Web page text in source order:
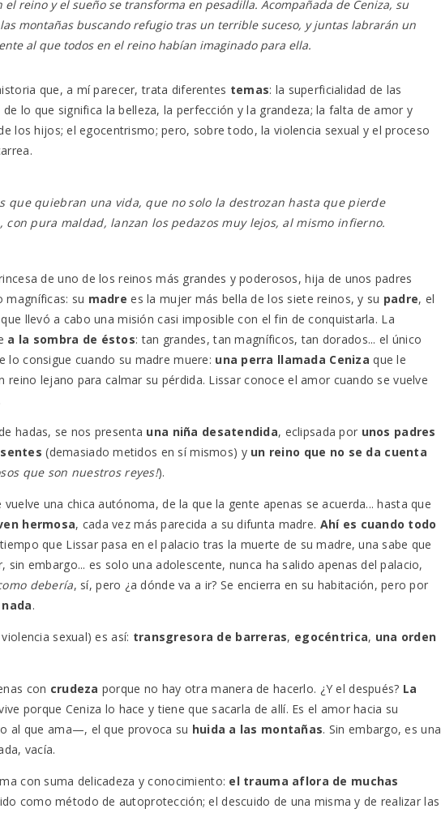
el reino y el sueño se transforma en pesadilla. Acompañada de Ceniza, su
montañas buscando refugio tras un terrible suceso, y juntas labrarán un
al que todos en el reino habían imaginado para ella.
que, a mí parecer, trata diferentes temas: la superficialidad de las
lo que significa la belleza, la perfección y la grandeza; la falta de amor y
los hijos; el egocentrismo; pero, sobre todo, la violencia sexual y el proceso
que quiebran una vida, que no solo la destrozan hasta que pierde
con pura maldad, lanzan los pedazos muy lejos, al mismo infierno.
de uno de los reinos más grandes y poderosos, hija de unos padres
magníficas: su madre es la mujer más bella de los siete reinos, y su padre, el
llevó a cabo una misión casi imposible con el fin de conquistarla. La
a la sombra de éstos: tan grandes, tan magníficos, tan dorados... el único
lo consigue cuando su madre muere: una perra llamada Cenizaque le
reino lejano para calmar su pérdida. Lissar conoce el amor cuando se vuelve
hadas, se nos presenta una niña desatendida, eclipsada por unos padres
(demasiado metidos en sí mismos) y un reino que no se da cuenta
que son nuestros reyes!).
una chica autónoma, de la que la gente apenas se acuerda... hasta que
hermosa, cada vez más parecida a su difunta madre. Ahí es cuando todo
que Lissar pasa en el palacio tras la muerte de su madre, una sabe que
sin embargo... es solo una adolescente, nunca ha salido apenas del palacio,
debería, sí, pero ¿a dónde va a ir? Se encierra en su habitación, pero por
nada.
sexual) es así: transgresora de barreras, egocéntrica, una orden
con crudeza porque no hay otra manera de hacerlo. ¿Y el después? La
porque Ceniza lo hace y tiene que sacarla de allí. Es el amor hacia su
al que ama—, el que provoca su huida a las montañas. Sin embargo, es una
vacía.
con suma delicadeza y conocimiento: el trauma aflora de muchas
como método de autoprotección; el descuido de una misma y de realizar las